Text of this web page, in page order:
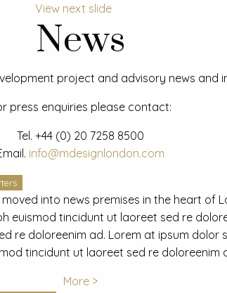
View next slide
News
project and advisory news and
press enquiries please contact:
Tel. +44 (0) 20 7258 8500
info@mdesignlondon.com
into news premises in the heart of
euismod tincidunt ut laoreet sed re
re doloreenim ad. Lorem at ipsum
tincidunt ut laoreet sed re doloreenim
More >